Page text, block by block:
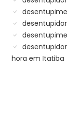
hora em Itatiba